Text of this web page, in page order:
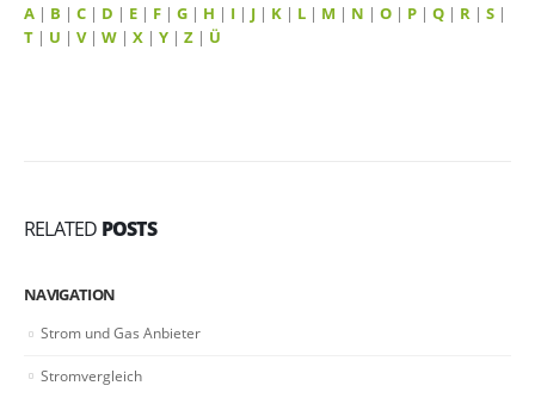
A | B | C | D | E | F | G | H | I | J | K | L | M | N | O | P | Q | R | S |
T | U | V| W | X | Y | Z | Ü
RELATED POSTS
NAVIGATION
Strom und Gas Anbieter
Stromvergleich